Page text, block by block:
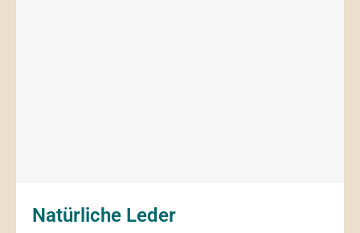
Natürliche Leder